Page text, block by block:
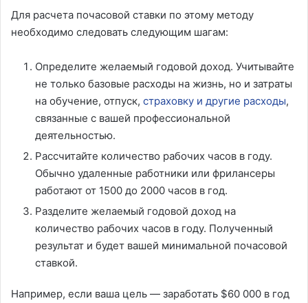
Для расчета почасовой ставки по этому методу
необходимо следовать следующим шагам:
Определите желаемый годовой доход. Учитывайте
не только базовые расходы на жизнь, но и затраты
на обучение, отпуск, страховку и другие расходы,
связанные с вашей профессиональной
деятельностью.
Рассчитайте количество рабочих часов в году.
Обычно удаленные работники или фрилансеры
работают от 1500 до 2000 часов в год.
Разделите желаемый годовой доход на
количество рабочих часов в году. Полученный
результат и будет вашей минимальной почасовой
ставкой.
Например, если ваша цель — заработать $60 000 в год